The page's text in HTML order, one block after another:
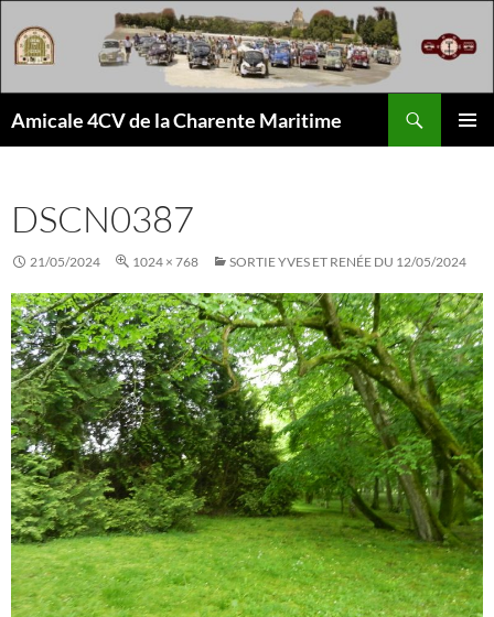
au
contenu
Amicale 4CV de la Charente Maritime
DSCN0387
21/05/2024 1024 × 768 SORTIE YVES ET RENÉE DU 12/05/2024